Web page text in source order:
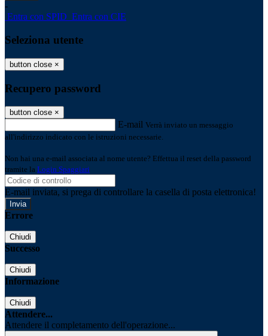
-
Entra con SPID Entra con CIE
Seleziona utente
button close ×
Recupero password
button close ×
E-mail Verrà inviato un messaggio
all'indirizzo indicato con le istruzioni necessarie.
Non hai una e-mail associata al nome utente? Effettua il reset della password
tramite la Login Spaggiari
E-mail inviata, si prega di controllare la casella di posta elettronica!
Errore
Chiudi
Successo
Chiudi
Informazione
Chiudi
Attendere...
Attendere il completamento dell'operazione...